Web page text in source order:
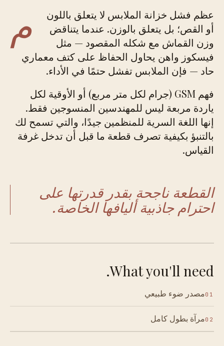
م
عظم فشل خزانة الملابس لا يتعلق باللون
أو القص؛ بل يتعلق بالوزن. عندما يتناقض
وزن القماش مع شكله المقصود — مثل
فيسكوز واهن يحاول الحفاظ على كتف معماري
حاد — فإن الملابس تفشل حتمًا في الأداء.
فهم GSM (جرام لكل متر مربع) أو الأوقية لكل
ياردة مربعة ليس للمهندسين المنسوجين فقط.
إنها اللغة السرية للمنظمين جيدًا، والتي تسمح لك
بالتنبؤ بكيفية تصرف قطعة ما قبل أن تدخل غرفة
القياس.
القطعة ناجحة بقدر قدرتها على
احترام جاذبية أليافها الخاصة.
What you'll need.
01مصدر ضوء طبيعي
02مرآة بطول كامل